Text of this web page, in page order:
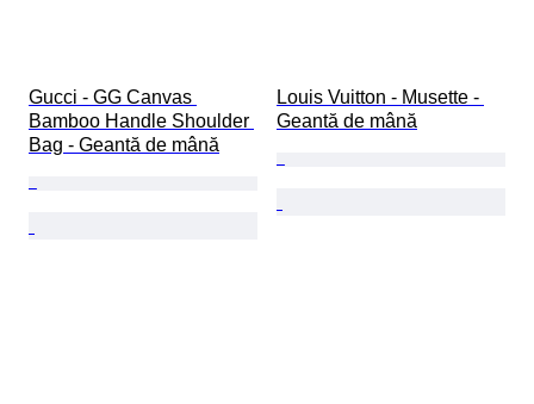
Gucci - GG Canvas
Bamboo Handle Shoulder
Bag - Geantă de mână
Louis Vuitton - Musette -
Geantă de mână